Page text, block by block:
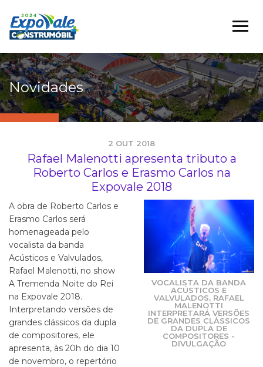
Novidades
2 OUT 2018
Rafael Malenotti apresenta tributo a
Roberto Carlos e Erasmo Carlos na
Expovale 2018
VOCALISTA DA BANDA
ACÚSTICOS E
VALVULADOS, RAFAEL
MALENOTTI
INTERPRETARÁ VERSÕES
DE GRANDES CLÁSSICOS
DA DUPLA DE
COMPOSITORES -
DIVULGAÇÃO
A obra de Roberto Carlos e
Erasmo Carlos será
homenageada pelo
vocalista da banda
Acústicos e Valvulados,
Rafael Malenotti, no show
A Tremenda Noite do Rei
na Expovale 2018.
Interpretando versões de
grandes clássicos da dupla
de compositores, ele
apresenta, às 20h do dia 10
de novembro, o repertório